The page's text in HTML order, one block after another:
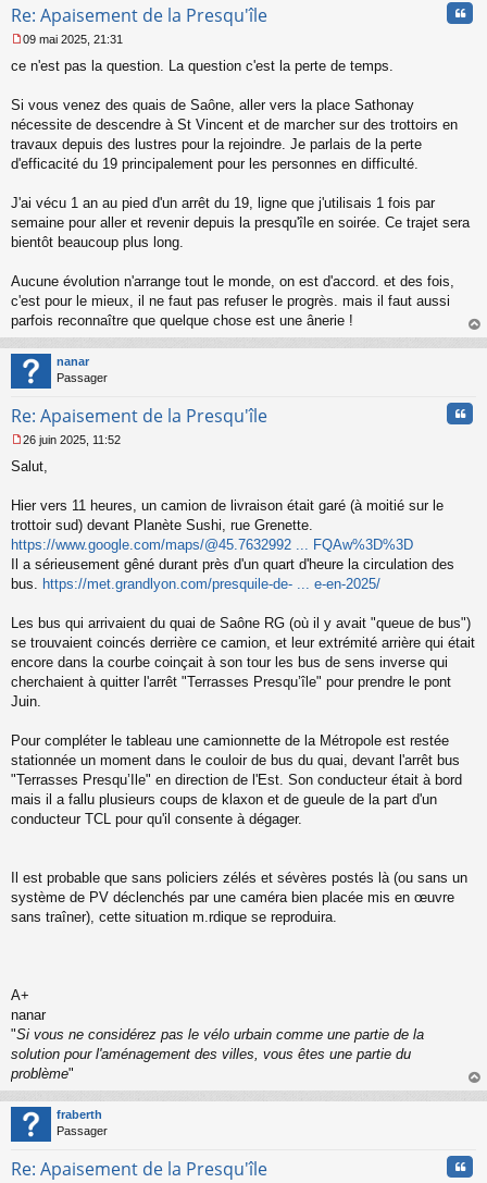
Re: Apaisement de la Presqu'île
e
s
a
g
e
n
n
u
09 mai 2025, 21:31
ce n'est pas la question. La question c'est la perte de temps.
Si vous venez des quais de Saône, aller vers la place Sathonay
nécessite de descendre à St Vincent et de marcher sur des trottoirs en
travaux depuis des lustres pour la rejoindre. Je parlais de la perte
d'efficacité du 19 principalement pour les personnes en difficulté.
J'ai vécu 1 an au pied d'un arrêt du 19, ligne que j'utilisais 1 fois par
semaine pour aller et revenir depuis la presqu'île en soirée. Ce trajet sera
bientôt beaucoup plus long.
Aucune évolution n'arrange tout le monde, on est d'accord. et des fois,
c'est pour le mieux, il ne faut pas refuser le progrès. mais il faut aussi
parfois reconnaître que quelque chose est une ânerie !
au
nanar
Passager
Re: Apaisement de la Presqu'île
e
s
g
e
n
o
u
26 juin 2025, 11:52
Salut,
Hier vers 11 heures, un camion de livraison était garé (à moitié sur le
trottoir sud) devant Planète Sushi, rue Grenette.
https://www.google.com/maps/@45.7632992 ... FQAw%3D%3D
Il a sérieusement gêné durant près d'un quart d'heure la circulation des
bus. https://met.grandlyon.com/presquile-de- ... e-en-2025/
Les bus qui arrivaient du quai de Saône RG (où il y avait "queue de bus")
se trouvaient coincés derrière ce camion, et leur extrémité arrière qui était
encore dans la courbe coinçait à son tour les bus de sens inverse qui
cherchaient à quitter l'arrêt "Terrasses Presqu’île" pour prendre le pont
Juin.
Pour compléter le tableau une camionnette de la Métropole est restée
stationnée un moment dans le couloir de bus du quai, devant l'arrêt bus
"Terrasses Presqu’Ile" en direction de l'Est. Son conducteur était à bord
mais il a fallu plusieurs coups de klaxon et de gueule de la part d'un
conducteur TCL pour qu'il consente à dégager.
Il est probable que sans policiers zélés et sévères postés là (ou sans un
système de PV déclenchés par une caméra bien placée mis en œuvre
sans traîner), cette situation m.rdique se reproduira.
A+
nanar
"Si vous ne considérez pas le vélo urbain comme une partie de la
solution pour l'aménagement des villes, vous êtes une partie du
problème"
au
fraberth
Passager
Re: Apaisement de la Presqu'île